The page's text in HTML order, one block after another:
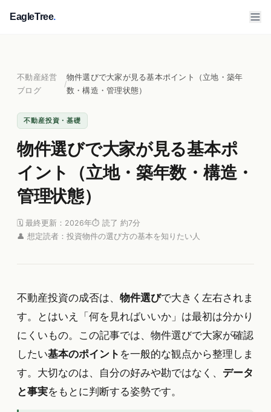
EagleTree.
不動産経営
ブログ
/
物件選びで大家が見る基本ポイント（立地・築年
数・構造・管理状態）
不動産投資・基礎
物件選びで大家が見る基本ポ
イント（立地・築年数・構造・
管理状態）
🗓 最終更新：2026年⏱ 読了 約7分
👤 想定読者：投資物件の選び方の基本を知りたい人
不動産投資の成否は、 物件選びで大きく左右されま
す。とはいえ「何を見ればいいか」は最初は分かり
にくいもの。この記事では、物件選びで大家が確認
したい基本のポイント を一般的な観点から整理しま
す。大切なのは、自分の好みや勘ではなく、 データ
と事実をもとに判断する姿勢です。